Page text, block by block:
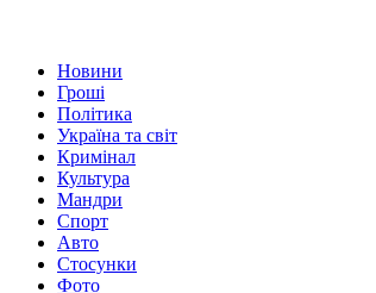
Новини
Гроші
Політика
Україна та світ
Кримінал
Культура
Мандри
Спорт
Авто
Стосунки
Фото